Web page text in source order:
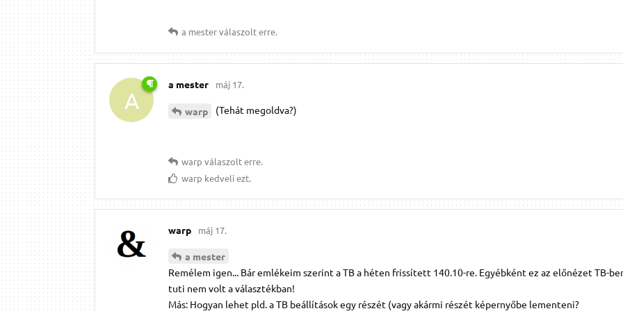
a mesterválaszolt erre.
A
a mester máj 17.
warp (Tehát megoldva?)
warp válaszolt erre.
warp kedveli ezt.
warp máj 17.
a mester
Remélem igen... Bár emlékeim szerint a TB a héten frissített 140.10-re. Egyébként ez az előnézet TB-
tuti nem volt a választékban!
Más: Hogyan lehet pld. a TB beállítások egy részét (vagy akármi részét képernyőbe lementeni?